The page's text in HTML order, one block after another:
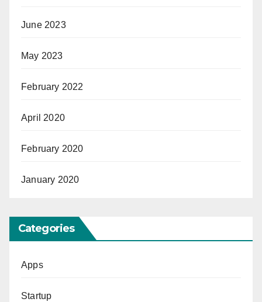
June 2023
May 2023
February 2022
April 2020
February 2020
January 2020
Categories
Apps
Startup